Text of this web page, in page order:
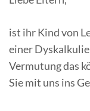
ist ihr Kind von
einer
Vermutung das
Sie mit uns ins